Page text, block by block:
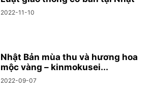
2022-11-10
Nhật Bản mùa thu và hương hoa
mộc vàng – kinmokusei...
2022-09-07